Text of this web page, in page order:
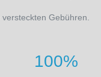
Gebühren.
100%